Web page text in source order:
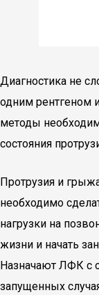
Диагностика не
одним рентгеном
методы
состояния
Протрузия и
необходимо
нагрузки на
жизни и начать
Назначают ЛФК с
запущенных